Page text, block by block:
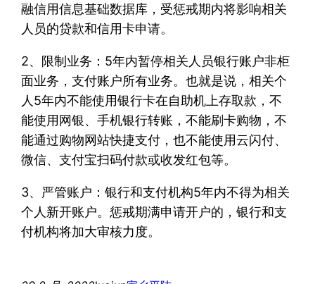
融信用信息基础数据库，受惩戒期内将影响相关
人员的贷款和信用卡申请。
2、限制业务：5年内暂停相关人员银行账户非柜
面业务，支付账户所有业务。也就是说，相关个
人5年内不能使用银行卡在自助机上存取款，不
能使用网银、手机银行转账，不能刷卡购物，不
能通过购物网站快捷支付，也不能使用云闪付、
微信、支付宝扫码付款或收发红包等。
3、严管账户：银行和支付机构5年内不得为相关
个人新开账户。惩戒期满申请开户的，银行和支
付机构将加大审核力度。